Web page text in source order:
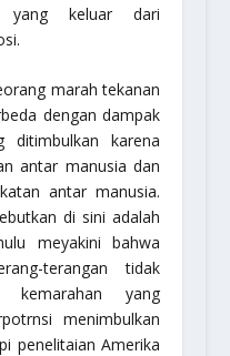
yang keluar dari
marah tekanan
dengan dampak
ditimbulkan karena
antar manusia dan
antar manusia.
di sini adalah
meyakini bahwa
terangan tidak
kemarahan yang
menimbulkan
penelitaian Amerika